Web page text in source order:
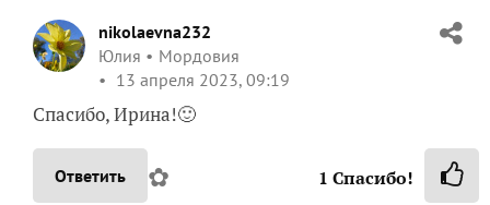
Спасибо, Ирина!🙂
Ответить ✿
viksof
Lebedeva Sofia
13 апреля 2023, 10:41